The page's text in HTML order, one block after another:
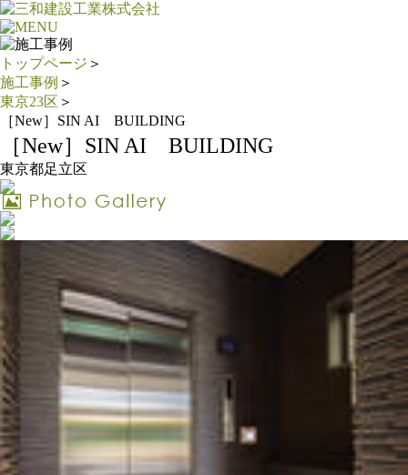
トップページ ＞
施工事例 ＞
東京23区 ＞
［New］SIN AI BUILDING
［New］SIN AI BUILDING
東京都足立区